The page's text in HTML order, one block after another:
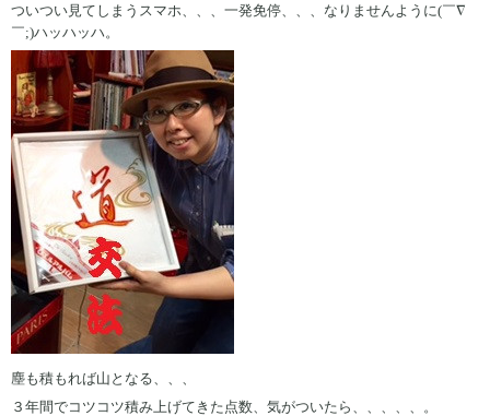
ついつい見てしまうスマホ、、、一発免停、、、なりませんように(￣∇
￣;)ハッハッハ。
塵も積もれば山となる、、、
３年間でコツコツ積み上げてきた点数、気がついたら、、、、、。